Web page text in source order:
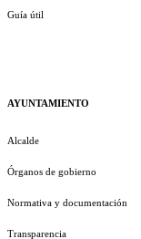
Guía útil
AYUNTAMIENTO
Alcalde
Órganos de gobierno
Normativa y documentación
Transparencia